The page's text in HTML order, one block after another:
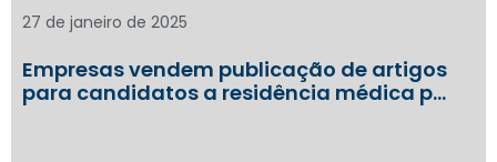
Empresas vendem publicação de artigos
para candidatos a residência médica p…
27 de janeiro de 2025